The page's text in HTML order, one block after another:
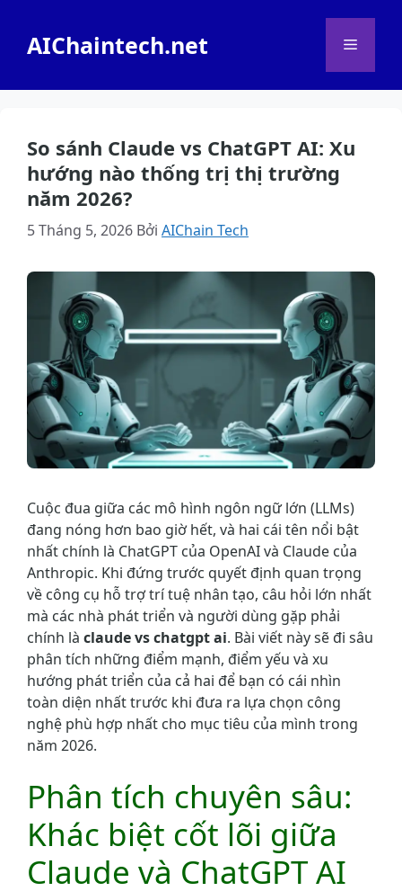
AIChaintech.net Menu
So sánh Claude vs ChatGPT AI: Xu
hướng nào thống trị thị trường
năm 2026?
5 Tháng 5, 2026 Bởi AIChain Tech
Cuộc đua giữa các mô hình ngôn ngữ lớn (LLMs)
đang nóng hơn bao giờ hết, và hai cái tên nổi bật
nhất chính là ChatGPT của OpenAI và Claude của
Anthropic. Khi đứng trước quyết định quan trọng
về công cụ hỗ trợ trí tuệ nhân tạo, câu hỏi lớn nhất
mà các nhà phát triển và người dùng gặp phải
chính là claude vs chatgpt ai. Bài viết này sẽ đi sâu
phân tích những điểm mạnh, điểm yếu và xu
hướng phát triển của cả hai để bạn có cái nhìn
toàn diện nhất trước khi đưa ra lựa chọn công
nghệ phù hợp nhất cho mục tiêu của mình trong
năm 2026.
Phân tích chuyên sâu:
Khác biệt cốt lõi giữa
Claude và ChatGPT AI